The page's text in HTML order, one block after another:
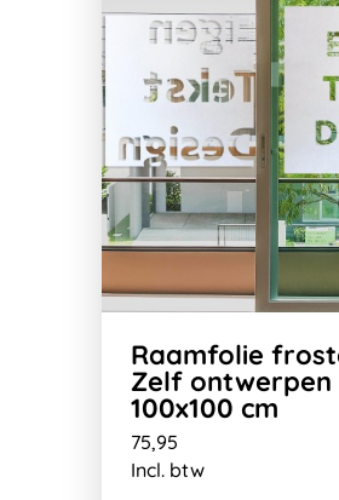
Raamfolie
Zelf ontwerpen
100x100 cm
75,95
Incl. btw